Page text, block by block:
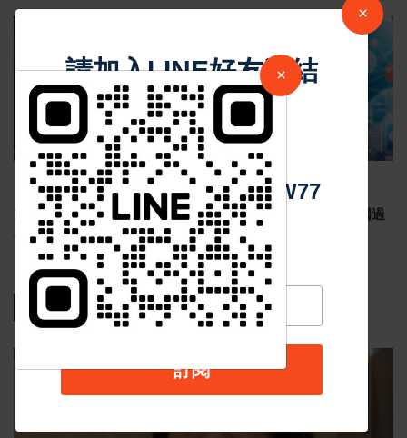
Jul 29 2026 1790
Meta祖克柏談美中AI競爭 反對封鎖中國AI模型 示警美國過
度監管恐削弱競爭力
熱門新聞
×
請加入LINE好友連結
中 華 超 傳 媒
Https://reurl.cc/adqW77
訂閱
×